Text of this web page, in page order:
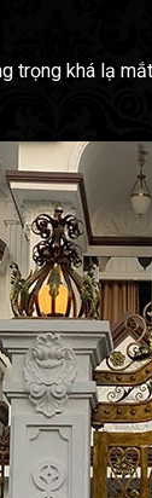
trọng khá lạ